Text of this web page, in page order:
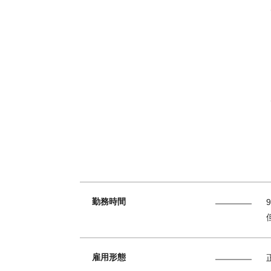
勤務時間
雇用形態